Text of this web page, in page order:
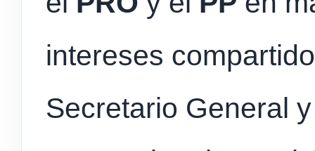
intereses
Secretario General